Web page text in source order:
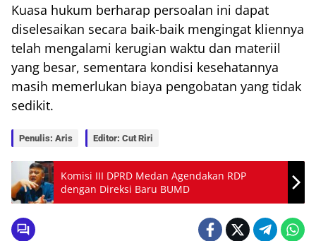
Kuasa hukum berharap persoalan ini dapat
diselesaikan secara baik-baik mengingat kliennya
telah mengalami kerugian waktu dan materiil
yang besar, sementara kondisi kesehatannya
masih memerlukan biaya pengobatan yang tidak
sedikit.
Penulis: Aris Editor: Cut Riri
Komisi III DPRD Medan Agendakan RDP
dengan Direksi Baru BUMD